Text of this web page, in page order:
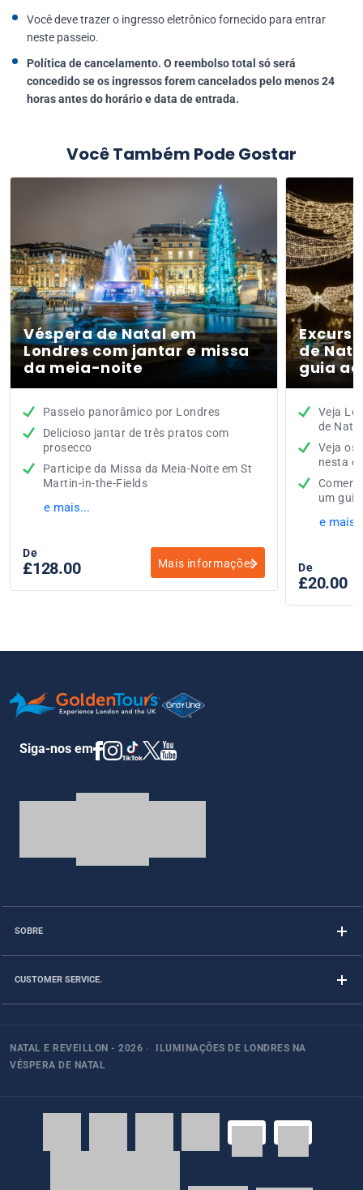
Você deve trazer o ingresso eletrônico fornecido para entrar
neste passeio.
Política de cancelamento. O reembolso total só será
concedido se os ingressos forem cancelados pelo menos 24
horas antes do horário e data de entrada.
Você Também Pode Gostar
Véspera de Natal em
Londres com jantar e missa
da meia-noite
Passeio panorâmico por Londres
Delicioso jantar de três pratos com
prosecco
Participe da Missa da Meia-Noite em St
Martin-in-the-Fields
e mais...
De
£128.00 Mais informações
de
guia
Veja
de
Veja os
nesta
um
e
De
£20.00
Siga-nos em
SOBRE
CUSTOMER SERVICE.
NATAL E REVEILLON - 2026 ›
ILUMINAÇÕES DE LONDRES NA
VÉSPERA DE NATAL